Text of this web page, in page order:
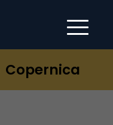
Copernica